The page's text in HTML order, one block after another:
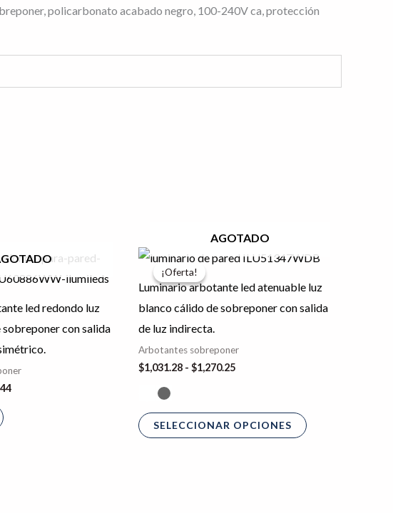
policarbonato acabado negro, 100-240V ca, protección
led redondo luz
con salida
El
precio
actual
$1,004.44.
¡Oferta!
AGOTADO
¡Oferta!
Luminario arbotante led atenuable luz
blanco cálido de sobreponer con salida
de luz indirecta.
Arbotantes sobreponer
$1,031.28 - $1,270.25
Rango
de
desde
$1,031.28
hasta
SELECCIONAR OPCIONES
Este
pueden